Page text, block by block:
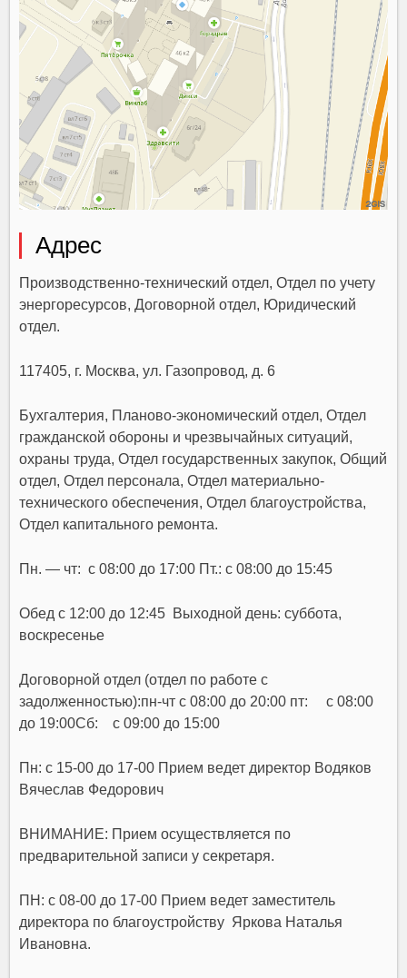
Адрес
Производственно-технический отдел, Отдел по учету
энергоресурсов, Договорной отдел, Юридический
отдел.
117405, г. Москва, ул. Газопровод, д. 6
Бухгалтерия, Планово-экономический отдел, Отдел
гражданской обороны и чрезвычайных ситуаций,
охраны труда, Отдел государственных закупок, Общий
отдел, Отдел персонала, Отдел материально-
технического обеспечения, Отдел благоустройства,
Отдел капитального ремонта.
Пн. — чт: с 08:00 до 17:00 Пт.: с 08:00 до 15:45
Обед с 12:00 до 12:45 Выходной день: суббота,
воскресенье
Договорной отдел (отдел по работе с
задолженностью):пн-чт с 08:00 до 20:00 пт: с 08:00
до 19:00Сб: с 09:00 до 15:00
Пн: с 15-00 до 17-00 Прием ведет директор Водяков
Вячеслав Федорович
ВНИМАНИЕ: Прием осуществляется по
предварительной записи у секретаря.
ПН: с 08-00 до 17-00 Прием ведет заместитель
директора по благоустройству Яркова Наталья
Ивановна.